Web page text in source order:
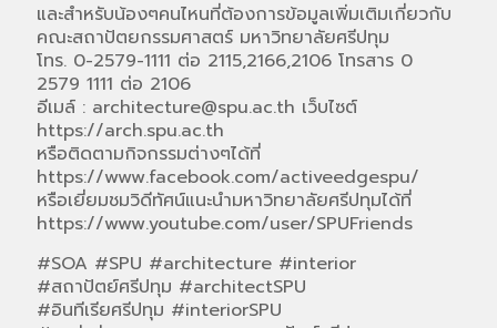
และสำหรับน้องๆคนไหนที่ต้องการข้อมูลเพิ่มเติมเกี่ยวกับ
คณะสถาปัตยกรรมศาสตร์ มหาวิทยาลัยศรีปทุม
โทร. 0-2579-1111 ต่อ 2115,2166,2106 โทรสาร 0
2579 1111 ต่อ 2106
อีเมล์ : architecture@spu.ac.th เว็บไซต์
https://arch.spu.ac.th
หรือติดตามกิจกรรมต่างๆได้ที่
https://www.facebook.com/activeedgespu/
หรือเยี่ยมชมวิดีทัศน์แนะนำมหาวิทยาลัยศรีปทุมได้ที่
https://www.youtube.com/user/SPUFriends
#SOA #SPU #architecture #interior
#สถาปัตย์ศรีปทุม #architectSPU
#อินทีเรียศรีปทุม #interiorSPU